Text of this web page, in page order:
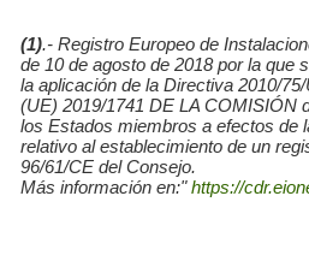
(1).- Registro Europeo de
de 10 de agosto de 2018 por la que
la aplicación de la Directiva 2010/
(UE) 2019/1741 DE LA COMISIÓN
los Estados miembros a efectos de
relativo al establecimiento de un
96/61/CE del Consejo.
Más información en:"https://